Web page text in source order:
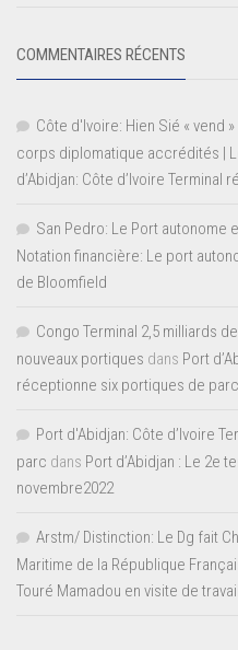
COMMENTAIRES RÉCENTS
Côte d'Ivoire: Hien Sié « vend
corps diplomatique accrédités |
d’Abidjan: Côte d’Ivoire
San Pedro: Le Port autonome
Notation financière: Le port
de Bloomfield
Congo Terminal 2,5 milliards
nouveaux portiques dans Port
réceptionne six portiques de parc
Port d'Abidjan: Côte d’Ivoire
parc dans Port d’Abidjan : Le 2e
novembre2022
Arstm/ Distinction: Le Dg fait
Maritime de la République
Touré Mamadou en visite de